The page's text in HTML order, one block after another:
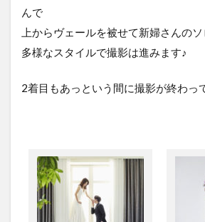
んで
上からヴェールを被せて新婦さんのソ
多様なスタイルで撮影は進みます♪
2着目もあっという間に撮影が終わっ